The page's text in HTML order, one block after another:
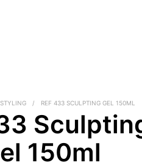
STYLING / REF 433 SCULPTING GEL 150ML
150ml